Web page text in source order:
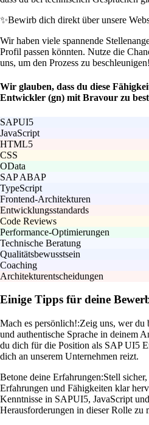
✨Bewirb dich direkt über unsere
Wir haben viele spannende
Profil passen könnten. Nutze die
uns, um den Prozess zu beschleunigen!
Wir glauben, dass du diese
Entwickler (gn) mit Bravour zu
SAPUI5
JavaScript
HTML5
CSS
OData
SAP ABAP
TypeScript
Frontend-Architekturen
Entwicklungsstandards
Code Reviews
Performance-Optimierungen
Technische Beratung
Qualitätsbewusstsein
Coaching
Architekturentscheidungen
Einige Tipps für deine
Mach es persönlich!:Zeig uns, wer du
und authentische Sprache in deinem
du dich für die Position als SAP UI5
dich an unserem Unternehmen reizt.
Betone deine Erfahrungen:Stell
Erfahrungen und Fähigkeiten klar
Kenntnisse in SAPUI5, JavaScript
Herausforderungen in dieser Rolle zu